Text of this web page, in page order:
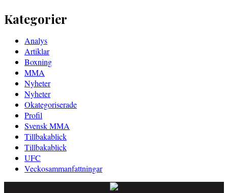
Kategorier
Analys
Artiklar
Boxning
MMA
Nyheter
Nyheter
Okategoriserade
Profil
Svensk MMA
Tillbakablick
Tillbakablick
UFC
Veckosammanfattningar